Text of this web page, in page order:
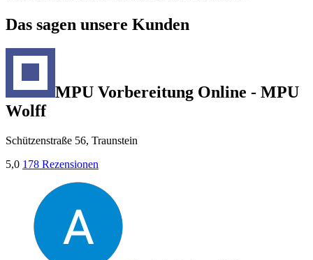
Das sagen unsere Kunden
MPU Vorbereitung Online - MPU
Wolff
Schützenstraße 56, Traunstein
5,0 178 Rezensionen